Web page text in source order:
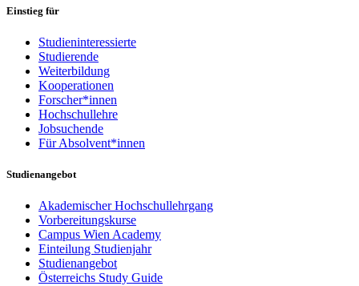
Einstieg für
Studieninteressierte
Studierende
Weiterbildung
Kooperationen
Forscher*innen
Hochschullehre
Jobsuchende
Für Absolvent*innen
Studienangebot
Akademischer Hochschullehrgang
Vorbereitungskurse
Campus Wien Academy
Einteilung Studienjahr
Studienangebot
Österreichs Study Guide